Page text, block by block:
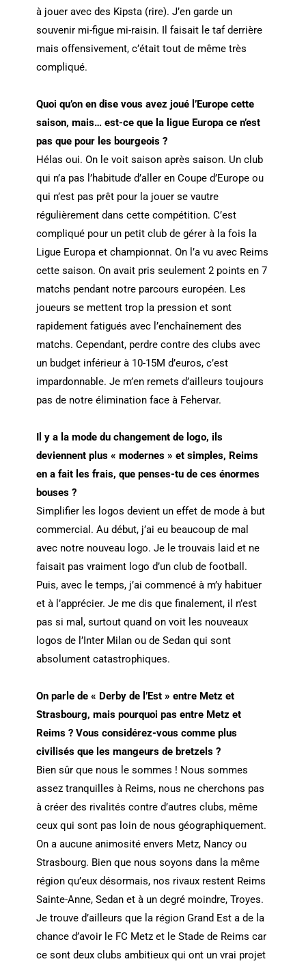
à jouer avec des Kipsta (rire). J’en garde un
souvenir mi-figue mi-raisin. Il faisait le taf derrière
mais offensivement, c’était tout de même très
compliqué.
Quoi qu’on en dise vous avez joué l’Europe cette
saison, mais… est-ce que la ligue Europa ce n’est
pas que pour les bourgeois ?
Hélas oui. On le voit saison après saison. Un club
qui n’a pas l’habitude d’aller en Coupe d’Europe ou
qui n’est pas prêt pour la jouer se vautre
régulièrement dans cette compétition. C’est
compliqué pour un petit club de gérer à la fois la
Ligue Europa et championnat. On l’a vu avec Reims
cette saison. On avait pris seulement 2 points en 7
matchs pendant notre parcours européen. Les
joueurs se mettent trop la pression et sont
rapidement fatigués avec l’enchaînement des
matchs. Cependant, perdre contre des clubs avec
un budget inférieur à 10-15M d’euros, c’est
impardonnable. Je m’en remets d’ailleurs toujours
pas de notre élimination face à Fehervar.
Il y a la mode du changement de logo, ils
deviennent plus « modernes » et simples, Reims
en a fait les frais, que penses-tu de ces énormes
bouses ?
Simplifier les logos devient un effet de mode à but
commercial. Au début, j’ai eu beaucoup de mal
avec notre nouveau logo. Je le trouvais laid et ne
faisait pas vraiment logo d’un club de football.
Puis, avec le temps, j’ai commencé à m’y habituer
et à l’apprécier. Je me dis que finalement, il n’est
pas si mal, surtout quand on voit les nouveaux
logos de l’Inter Milan ou de Sedan qui sont
absolument catastrophiques.
On parle de « Derby de l’Est » entre Metz et
Strasbourg, mais pourquoi pas entre Metz et
Reims ? Vous considérez-vous comme plus
civilisés que les mangeurs de bretzels ?
Bien sûr que nous le sommes ! Nous sommes
assez tranquilles à Reims, nous ne cherchons pas
à créer des rivalités contre d’autres clubs, même
ceux qui sont pas loin de nous géographiquement.
On a aucune animosité envers Metz, Nancy ou
Strasbourg. Bien que nous soyons dans la même
région qu’eux désormais, nos rivaux restent Reims
Sainte-Anne, Sedan et à un degré moindre, Troyes.
Je trouve d’ailleurs que la région Grand Est a de la
chance d’avoir le FC Metz et le Stade de Reims car
ce sont deux clubs ambitieux qui ont un vrai projet